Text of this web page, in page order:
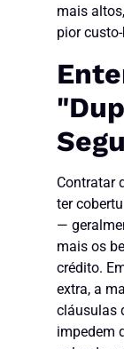
mais
pior
Contratar
ter
—
mais os
crédito.
extra, a
cláusulas
impedem